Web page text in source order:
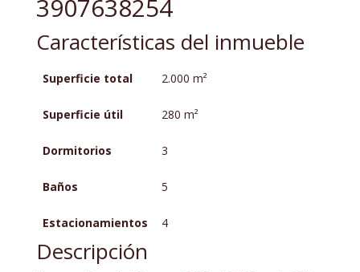
3907638254
Características del inmueble
Superficie total 2.000 m²
Superficie útil 280 m²
Dormitorios 3
Baños 5
Estacionamientos 4
Descripción